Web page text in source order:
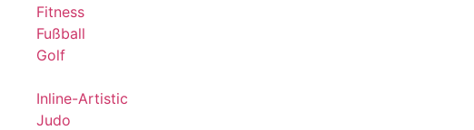
Fitness
Fußball
Golf
Inline-Artistic
Judo